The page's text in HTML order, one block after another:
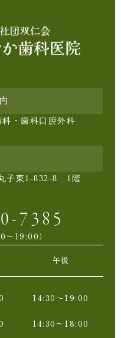
・歯科口腔外科
子東1-832-8 1階
7385
〜19:00）
午後
14:30〜19:00
14:30〜18:00